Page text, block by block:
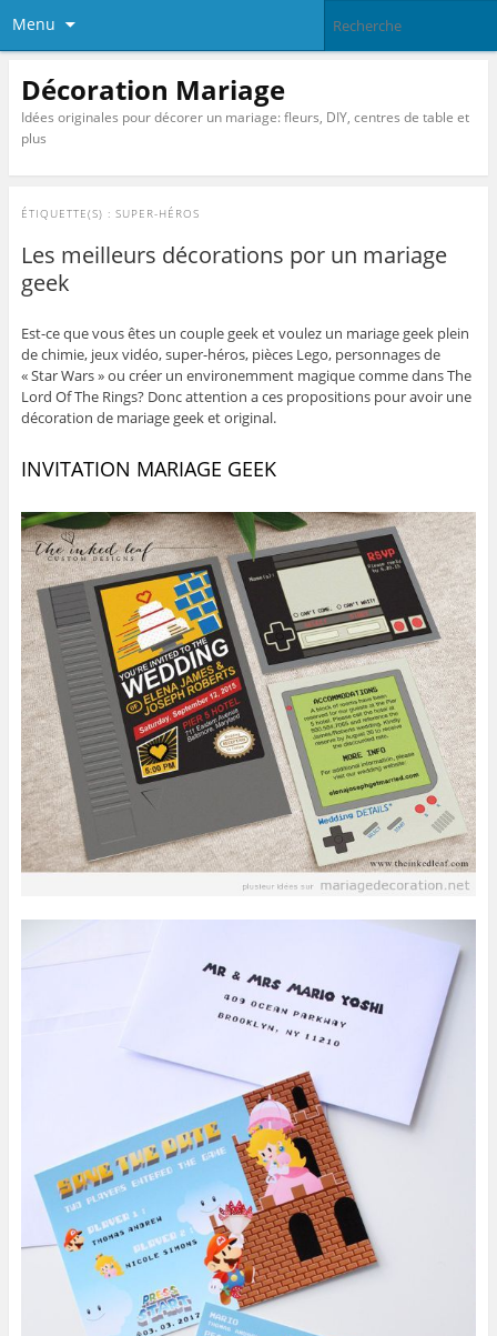
Menu
Décoration Mariage
Idées originales pour décorer un mariage: fleurs, DIY, centres de table et
plus
ÉTIQUETTE(S) : SUPER-HÉROS
Les meilleurs décorations por un mariage
geek
Est-ce que vous êtes un couple geek et voulez un mariage geek plein
de chimie, jeux vidéo, super-héros, pièces Lego, personnages de
« Star Wars » ou créer un environemment magique comme dans The
Lord Of The Rings? Donc attention a ces propositions pour avoir une
décoration de mariage geek et original.
INVITATION MARIAGE GEEK